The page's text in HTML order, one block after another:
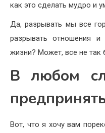
как это сделать мудро и
Да, разрывать мы все
разрывать отношения
жизни? Может, все не так
В любом
Вот, что я хочу вам